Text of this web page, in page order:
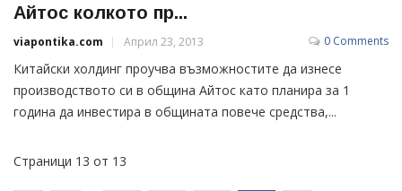
Айтос колкото пр...
viapontika.com Април 23, 2013 0 Comments
Китайски холдинг проучва възможностите да изнесе
производството си в община Айтос като планира за 1
година да инвестира в общината повече средства,...
Страници 13 от 13